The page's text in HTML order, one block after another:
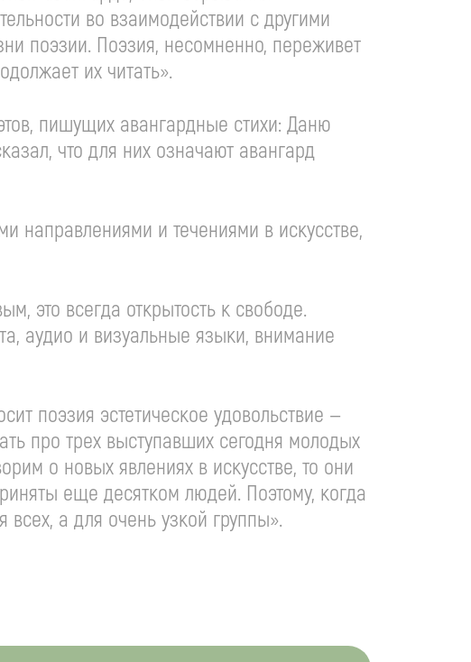
во взаимодействии с другими
поэзии. Поэзия, несомненно, переживет
их читать».
пишущих авангардные стихи: Даню
что для них означают авангард
направлениями и течениями в искусстве,
это всегда открытость к свободе.
аудио и визуальные языки, внимание
поэзия эстетическое удовольствие —
про трех выступавших сегодня молодых
о новых явлениях в искусстве, то они
еще десятком людей. Поэтому, когда
а для очень узкой группы».